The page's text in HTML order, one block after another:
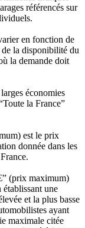
référencés sur
en fonction de
de la disponibilité du
la demande doit
économies
la France”
est le prix
donnée dans les
(prix maximum)
une
et la plus basse
ayant
maximale citée